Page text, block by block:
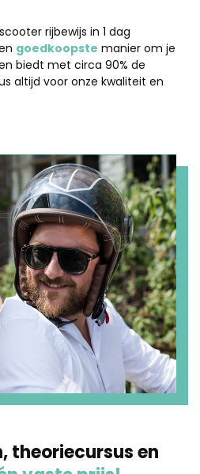
rijbewijs in 1 dag
goedkoopste manier om je
biedt met circa 90% de
altijd voor onze kwaliteit en
theoriecursus en